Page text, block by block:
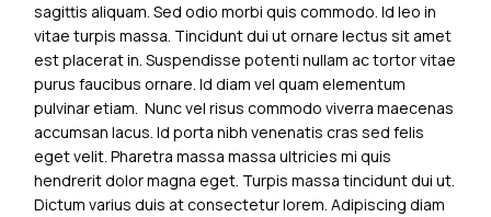
sagittis aliquam. Sed odio morbi quis commodo. Id leo in
vitae turpis massa. Tincidunt dui ut ornare lectus sit amet
est placerat in. Suspendisse potenti nullam ac tortor vitae
purus faucibus ornare. Id diam vel quam elementum
pulvinar etiam. Nunc vel risus commodo viverra maecenas
accumsan lacus. Id porta nibh venenatis cras sed felis
eget velit. Pharetra massa massa ultricies mi quis
hendrerit dolor magna eget. Turpis massa tincidunt dui ut.
Dictum varius duis at consectetur lorem. Adipiscing diam